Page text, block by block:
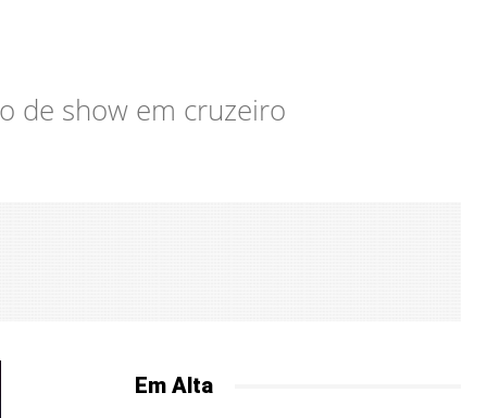
de show em cruzeiro
Em Alta